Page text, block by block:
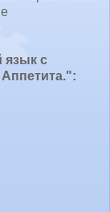
язык с